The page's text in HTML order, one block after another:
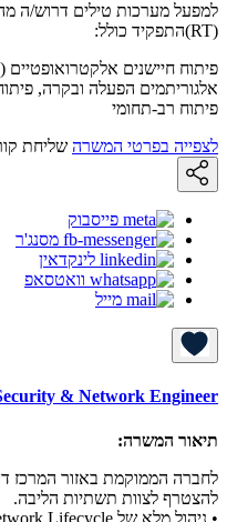
למפעל מערכות טילים דרוש/ה
(RT)התפקיד כולל:
פיתוח חיישנים אלקטרואופטיים
אלגוריתמים הפעלה ובקרה,
פיתוח רב-תחומי
לצפייה בפרטי המשרה שליחת
פייסבוק
מסנג'ר
לינקדאין
וואטסאפ
מייל
& Network Engineer
תיאור המשרה:
להצטרף לצוות תשתיות הליבה.